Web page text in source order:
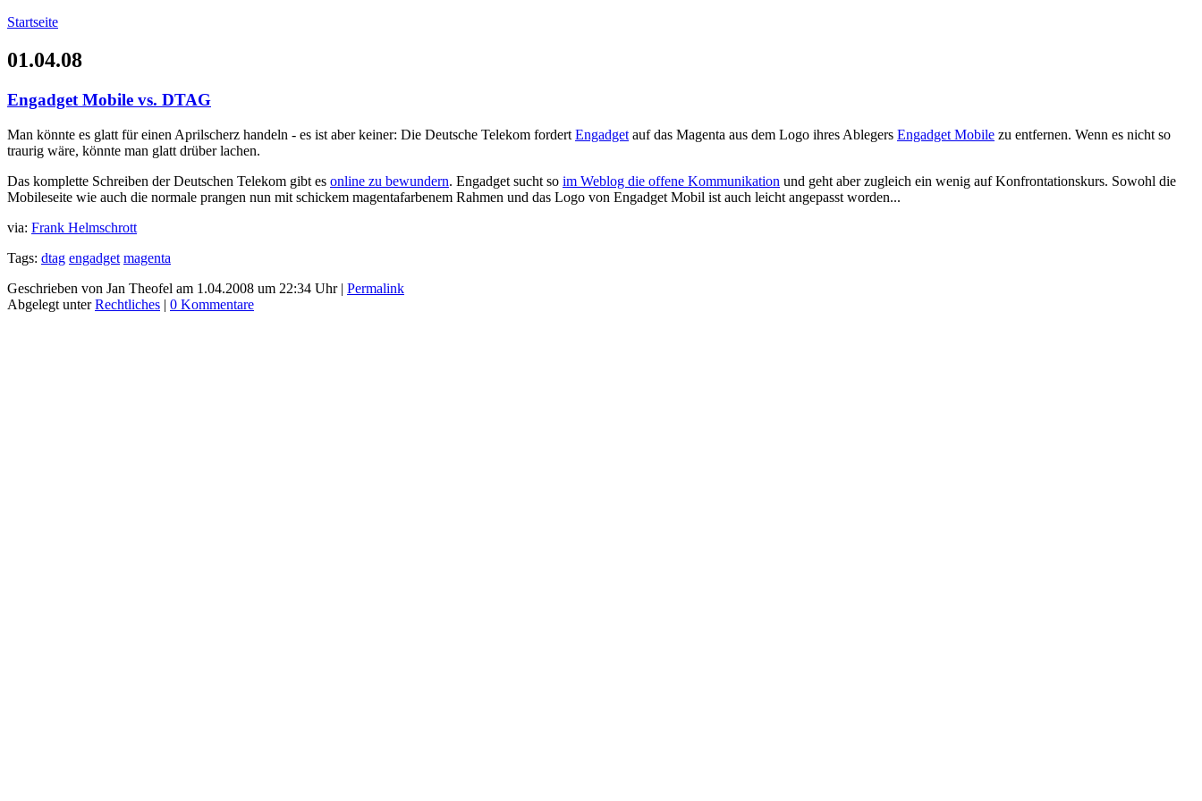
Startseite
01.04.08
Engadget Mobile vs. DTAG
Man könnte es glatt für einen Aprilscherz handeln - es ist aber keiner: Die Deutsche Telekom fordert Engadget auf das Magenta aus dem Logo ihres Ablegers Engadget Mobile zu entfernen. Wenn es nicht so
traurig wäre, könnte man glatt drüber lachen.
Das komplette Schreiben der Deutschen Telekom gibt es online zu bewundern. Engadget sucht so im Weblog die offene Kommunikation und geht aber zugleich ein wenig auf Konfrontationskurs. Sowohl die
Mobileseite wie auch die normale prangen nun mit schickem magentafarbenem Rahmen und das Logo von Engadget Mobil ist auch leicht angepasst worden...
via: Frank Helmschrott
Tags: dtag engadget magenta
Geschrieben von Jan Theofel am 1.04.2008 um 22:34 Uhr | Permalink
Abgelegt unterRechtliches | 0 Kommentare